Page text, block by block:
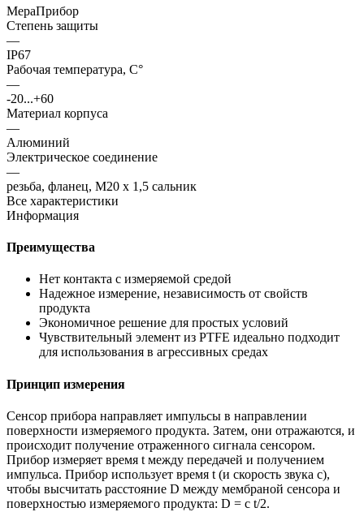
МераПрибор
Степень защиты
—
IP67
Рабочая температура, С°
—
-20...+60
Материал корпуса
—
Алюминий
Электрическое соединение
—
резьба, фланец, М20 х 1,5 сальник
Все характеристики
Информация
Преимущества
Нет контакта с измеряемой средой
Надежное измерение, независимость от свойств
продукта
Экономичное решение для простых условий
Чувствительный элемент из PTFE идеально подходит
для использования в агрессивных средах
Принцип измерения
Сенсор прибора направляет импульсы в направлении
поверхности измеряемого продукта. Затем, они отражаются, и
происходит получение отраженного сигнала сенсором.
Прибор измеряет время t между передачей и получением
импульса. Прибор использует время t (и скорость звука с),
чтобы высчитать расстояние D между мембраной сенсора и
поверхностью измеряемого продукта: D = c t/2.